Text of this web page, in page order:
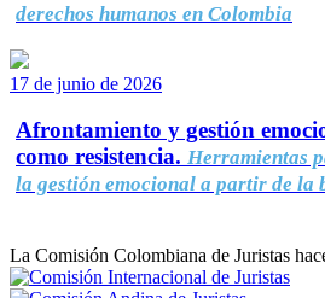
derechos humanos en Colombia
17 de junio de 2026
Afrontamiento y gestión
como resistencia. Herramientas
la gestión emocional a partir de la
La Comisión Colombiana de Juristas